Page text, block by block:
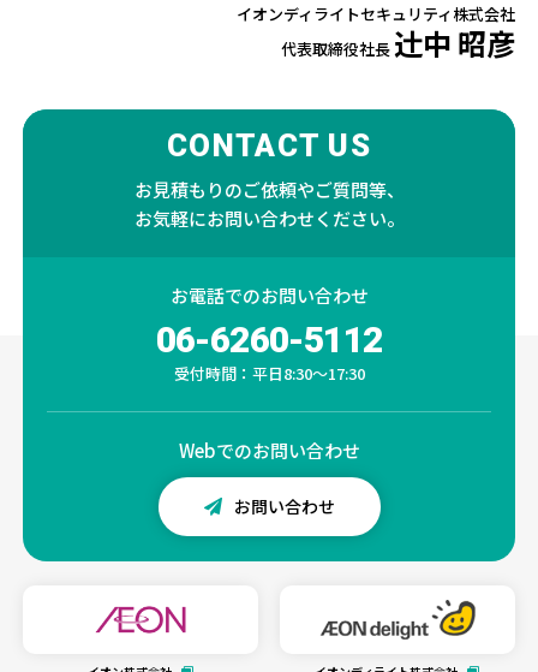
イオンディライトセキュリティ株式会社
代表取締役社長 辻󠄀中 昭彦
CONTACT US
お見積もりのご依頼やご質問等、
お気軽にお問い合わせください。
お電話でのお問い合わせ
06-6260-5112
受付時間：平日8:30～17:30
Webでのお問い合わせ
お問い合わせ